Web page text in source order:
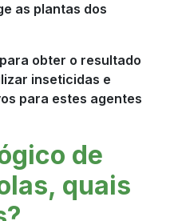
as plantas dos
obter o resultado
inseticidas e
para estes agentes
de
quais